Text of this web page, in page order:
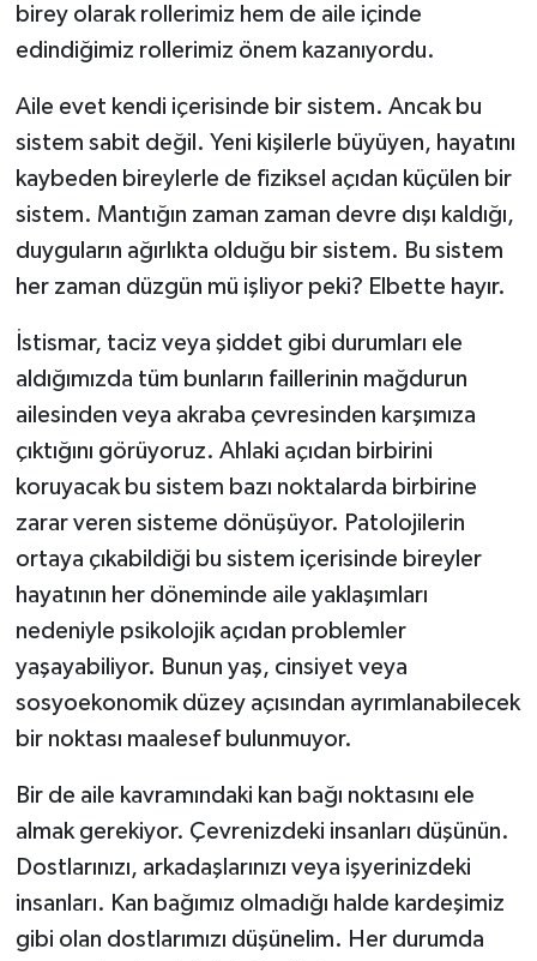
birey olarak rollerimiz hem de aile içinde
edindiğimiz rollerimiz önem kazanıyordu.
Aile evet kendi içerisinde bir sistem. Ancak bu
sistem sabit değil. Yeni kişilerle büyüyen, hayatını
kaybeden bireylerle de fiziksel açıdan küçülen bir
sistem. Mantığın zaman zaman devre dışı kaldığı,
duyguların ağırlıkta olduğu bir sistem. Bu sistem
her zaman düzgün mü işliyor peki? Elbette hayır.
İstismar, taciz veya şiddet gibi durumları ele
aldığımızda tüm bunların faillerinin mağdurun
ailesinden veya akraba çevresinden karşımıza
çıktığını görüyoruz. Ahlaki açıdan birbirini
koruyacak bu sistem bazı noktalarda birbirine
zarar veren sisteme dönüşüyor. Patolojilerin
ortaya çıkabildiği bu sistem içerisinde bireyler
hayatının her döneminde aile yaklaşımları
nedeniyle psikolojik açıdan problemler
yaşayabiliyor. Bunun yaş, cinsiyet veya
sosyoekonomik düzey açısından ayrımlanabilecek
bir noktası maalesef bulunmuyor.
Bir de aile kavramındaki kan bağı noktasını ele
almak gerekiyor. Çevrenizdeki insanları düşünün.
Dostlarınızı, arkadaşlarınızı veya işyerinizdeki
insanları. Kan bağımız olmadığı halde kardeşimiz
gibi olan dostlarımızı düşünelim. Her durumda